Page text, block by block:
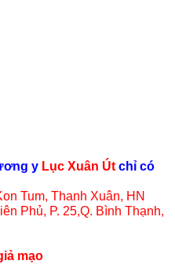
y Lục Xuân Útchỉ có
Tum, Thanh Xuân, HN
Phủ, P. 25,Q. Bình Thạnh,
mạo